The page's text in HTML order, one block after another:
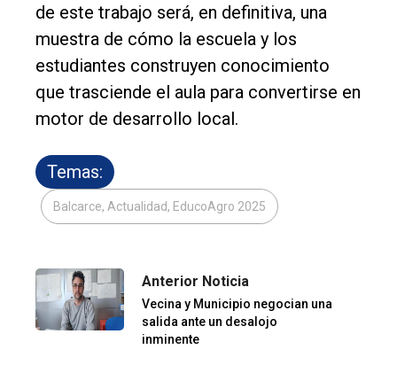
de este trabajo será, en definitiva, una
muestra de cómo la escuela y los
estudiantes construyen conocimiento
que trasciende el aula para convertirse en
motor de desarrollo local.
Temas:
Balcarce, Actualidad, EducoAgro 2025
Anterior Noticia
Vecina y Municipio negocian una
salida ante un desalojo
inminente